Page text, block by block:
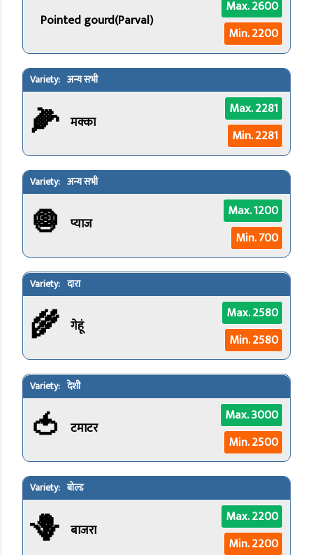
Pointed gourd(Parval)
Max. 2600
Min. 2200
अन्य सभी
🌽 मक्का
Max. 2281
Min. 2281
अन्य सभी
🧅 प्याज
Max. 1200
Min. 700
दारा
🌾 गेहूं
Max. 2580
Min. 2580
देशी
🍅 टमाटर
Max. 3000
Min. 2500
बोल्ड
🪻 बाजरा
Max. 2200
Min. 2200